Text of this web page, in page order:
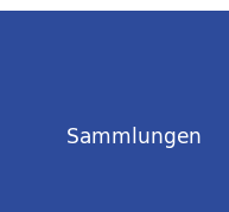
Sammlungen